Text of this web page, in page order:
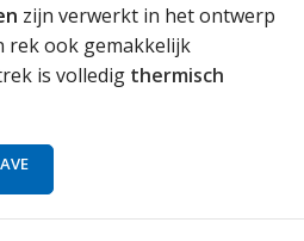
zijn verwerkt in het ontwerp
rek ook gemakkelijk
is volledig thermisch